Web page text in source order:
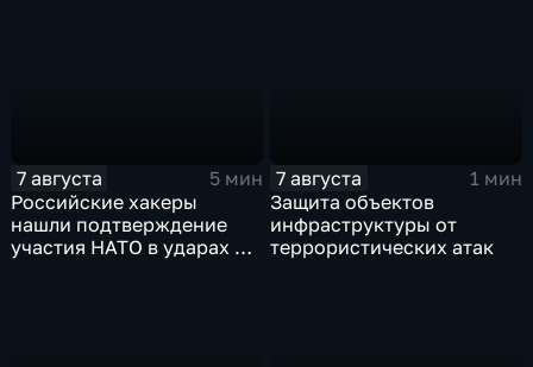
7 августа
5 мин
Российские хакеры
нашли подтверждение
участия НАТО в ударах по
7 августа
1 мин
Защита объектов
инфраструктуры от
террористических атак